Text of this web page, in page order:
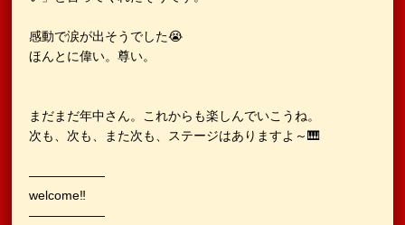
感動で涙が出そうでした😭
ほんとに偉い。尊い。
まだまだ年中さん。これからも楽しんでいこうね。
次も、次も、また次も、ステージはありますよ～🎹
——————
welcome‼︎
——————